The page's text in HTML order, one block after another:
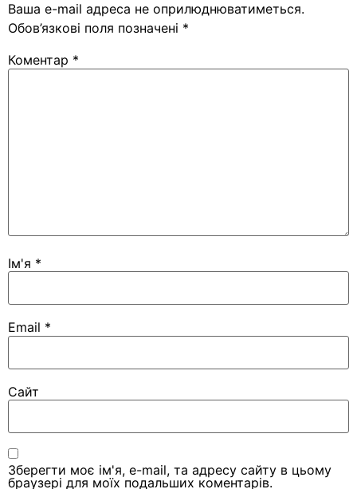
Ваша e-mail адреса не оприлюднюватиметься.
Обов’язкові поля позначені *
Коментар *
Ім'я *
Email *
Сайт
Зберегти моє ім'я, e-mail, та адресу сайту в цьому
браузері для моїх подальших коментарів.